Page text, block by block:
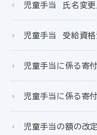
児童手当 氏名変
児童手当 受給資格
児童手当に係る寄
児童手当に係る寄
児童手当の額の改